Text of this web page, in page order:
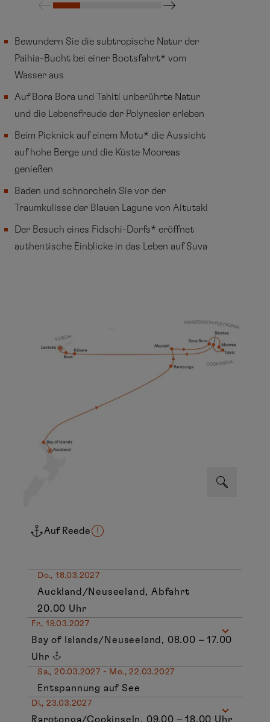
Bewundern Sie die subtropische Natur der
Paihia-Bucht bei einer Bootsfahrt* vom
Wasser aus
Auf Bora Bora und Tahiti unberührte Natur
und die Lebensfreude der Polynesier erleben
Beim Picknick auf einem Motu* die Aussicht
auf hohe Berge und die Küste Mooreas
genießen
Baden und schnorcheln Sie vor der
Traumkulisse der Blauen Lagune von Aitutaki
Der Besuch eines Fidschi-Dorfs* eröffnet
authentische Einblicke in das Leben auf Suva
Auf Reede
Do., 18.03.2027
Auckland/Neuseeland, Abfahrt
20.00 Uhr
Fr., 19.03.2027
Bay of Islands/Neuseeland, 08.00 – 17.00
Uhr
Sa., 20.03.2027 - Mo., 22.03.2027
Entspannung auf See
Di., 23.03.2027
Rarotonga/Cookinseln, 09.00 – 18.00 Uhr